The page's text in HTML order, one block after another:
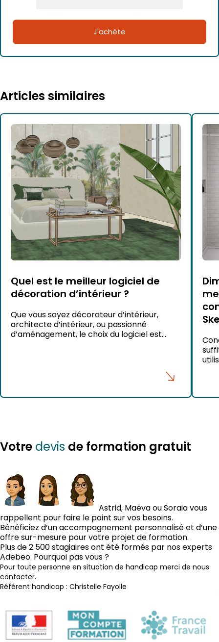
J'achète
Articles similaires
Quel est le meilleur logiciel de
décoration d’intérieur ?
Que vous soyez décorateur d’intérieur,
architecte d’intérieur, ou passionné
d’aménagement, le choix du logiciel est
Ils veulent voir leur futur intérieur en 3D. Ils
Votre devis de formation gratuit
Astrid, Maëva ou Soraia vous
rappellent pour faire le point sur vos besoins.
Bénéficiez d’un accompagnement personnalisé et d’une
offre sur-mesure pour votre projet de formation.
Plus de 2 500 stagiaires ont été formés par nos experts
Adebeo. Pourquoi pas vous ?
Pour toute personne en situation de handicap merci de nous
contacter.
Référent handicap : Christelle Fayolle